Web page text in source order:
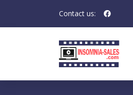
Contact us: